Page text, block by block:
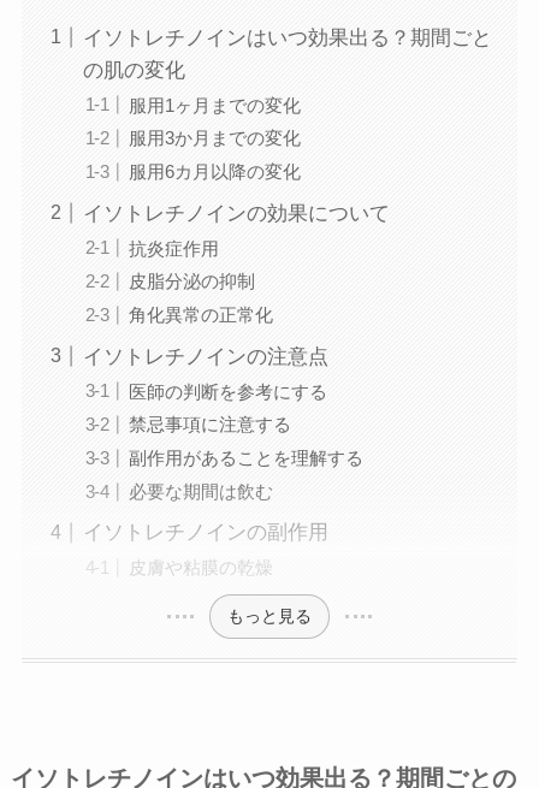
イソトレチノインはいつ効果出る？期間ごと
の肌の変化
服用1ヶ月までの変化
服用3か月までの変化
服用6カ月以降の変化
イソトレチノインの効果について
抗炎症作用
皮脂分泌の抑制
角化異常の正常化
イソトレチノインの注意点
医師の判断を参考にする
禁忌事項に注意する
副作用があることを理解する
必要な期間は飲む
イソトレチノインの副作用
皮膚や粘膜の乾燥
もっと見る
イソトレチノインはいつ効果出る？期間ごとの